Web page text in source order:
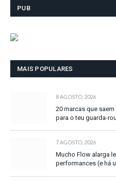
PUB
MAIS POPULARES
8 AGOSTO, 2026
20 marcas que
para o teu guarda-
7 AGOSTO, 2026
Mucho Flow alarga
performances (e há